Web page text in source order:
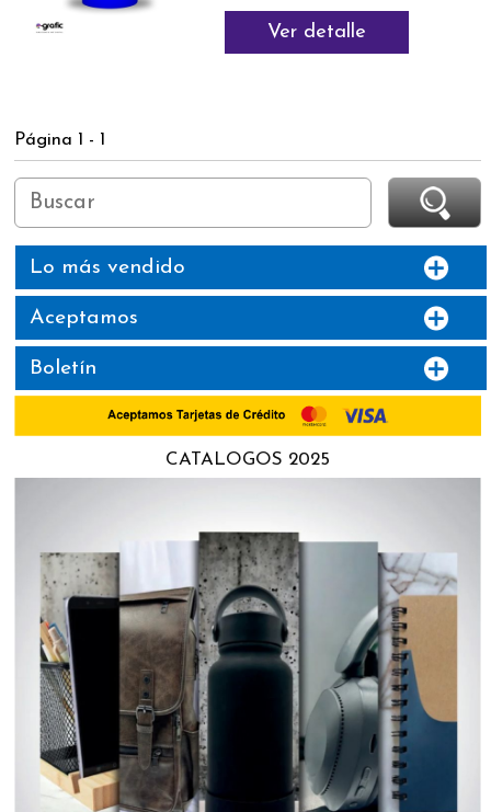
Ver detalle
Página 1 - 1
Lo más vendido
Aceptamos
Boletín
CATALOGOS 2025